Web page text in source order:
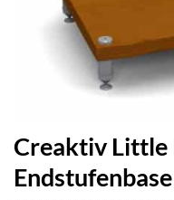
Creaktiv Little
Endstufenbase